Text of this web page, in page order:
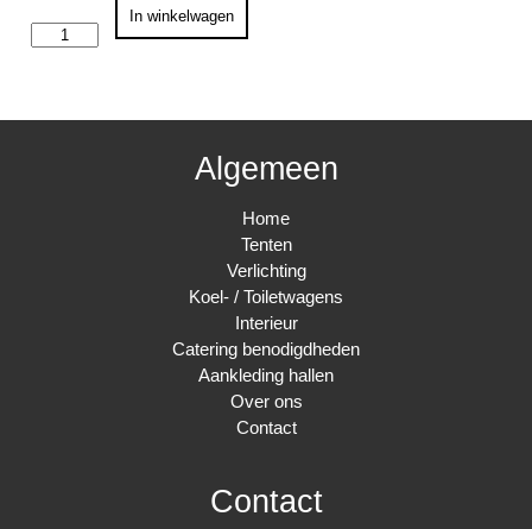
180/80
met
In winkelwagen
Algemeen
Home
Tenten
Verlichting
Koel- / Toiletwagens
Interieur
Catering benodigdheden
Aankleding hallen
Over ons
Contact
Contact